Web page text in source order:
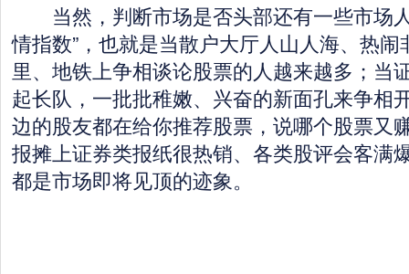
当然，判断市场是否头部还有一些市场
情指数”，也就是当散户大厅人山人海、热
里、地铁上争相谈论股票的人越来越多；当
起长队，一批批稚嫩、兴奋的新面孔来争相
边的股友都在给你推荐股票，说哪个股票又
报摊上证券类报纸很热销、各类股评会客
都是市场即将见顶的迹象。